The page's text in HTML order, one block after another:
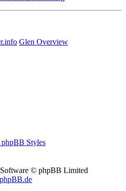
Glen Overview
phpBB Styles
© phpBB Limited
phpBB.de